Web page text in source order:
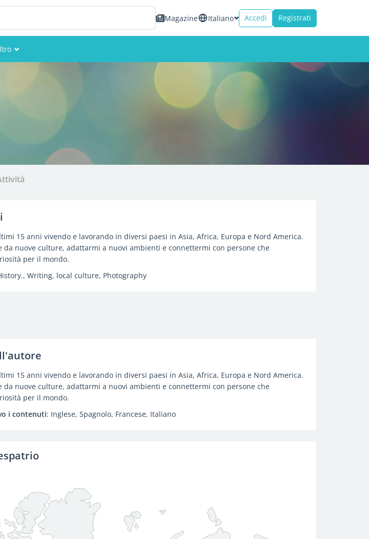
Magazine Italiano Accedi Registrati
15 anni vivendo e lavorando in diversi paesi in Asia, Africa, Europa e Nord America.
da nuove culture, adattarmi a nuovi ambienti e connettermi con persone che
per il mondo.
Writing, local culture, Photography
15 anni vivendo e lavorando in diversi paesi in Asia, Africa, Europa e Nord America.
da nuove culture, adattarmi a nuovi ambienti e connettermi con persone che
per il mondo.
i contenuti: Inglese, Spagnolo, Francese, Italiano